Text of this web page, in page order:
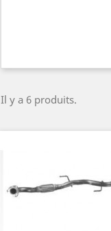
Il y a 6 produits.